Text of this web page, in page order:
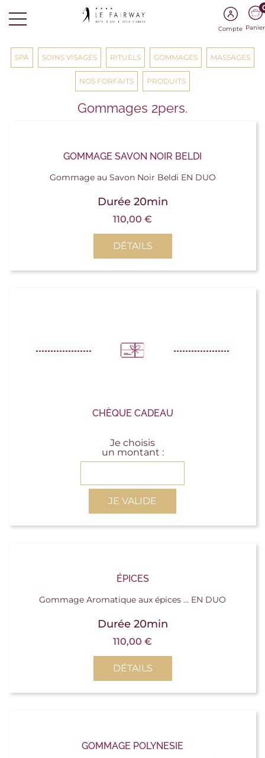
Compte Panier
SPA SOINS VISAGES RITUELS GOMMAGES MASSAGES
NOS FORFAITS PRODUITS
Gommages 2pers.
GOMMAGE SAVON NOIR BELDI
Gommage au Savon Noir Beldi EN DUO
Durée 20min
110,00 €
DÉTAILS
CHÈQUE CADEAU
Je choisis
un montant :
JE VALIDE
ÉPICES
Gommage Aromatique aux épices ... EN DUO
Durée 20min
110,00 €
DÉTAILS
GOMMAGE POLYNESIE